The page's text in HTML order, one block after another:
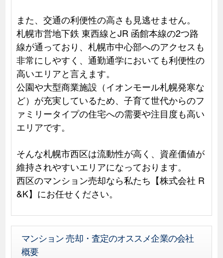
また、交通の利便性の高さも見逃せません。
札幌市営地下鉄 東西線とJR 函館本線の2つ路
線が通っており、札幌市中心部へのアクセスも
非常にしやすく、通勤通学においても利便性の
高いエリアと言えます。
公園や大型商業施設（イオンモール札幌発寒な
ど）が充実しているため、子育て世代からのフ
ァミリータイプの住宅への需要や注目度も高い
エリアです。
そんな札幌市西区は流動性が高く、資産価値が
維持されやすいエリアになっております。
西区のマンション売却なら私たち【株式会社 R
&K】にお任せください。
マンション 売却・査定のオススメ企業の会社
概要